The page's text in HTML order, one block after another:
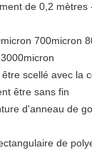
de 0,2 mètres
700micron
scellé avec la
être sans fin
d'anneau de
de